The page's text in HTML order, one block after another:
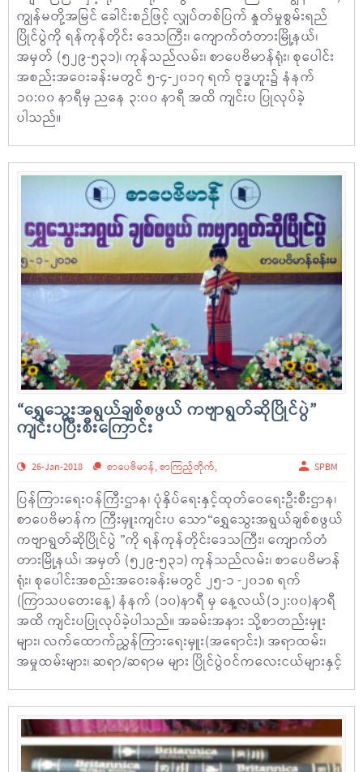
ကျွန်မတို့အမြင် ခေါင်းစဉ်ဖြင့် လျှပ်တစ်ပြက် နှုတ်မှုစွမ်းရည်
ပြိုင်ပွဲကို ရန်ကုန်တိုင်း ဒေသကြီး၊ ကျောက်တံတားမြို့နယ်၊
အမှတ် (၅၂၉-၅၃၁)၊ ကုန်သည်လမ်း၊ စာပေဗိမာန်ရုံး၊ စုပေါင်း
အစည်းအဝေးခန်းမတွင် ၅-၄-၂၀၁၇ ရက် ဗုဒ္ဓဟူး၌ နံနက်
၁၀:၀၀ နာရီမှ ညနေ ၃:၀၀ နာရီ အထိ ကျင်းပ ပြုလုပ်ခဲ့
ပါသည်။
“ရွှေသွေးအရွယ်ချစ်စဖွယ် ကဗျာရွတ်ဆိုပြိုင်ပွဲ”
ကျင်းပပြီးစီးကြောင်း
26-Jan-2018 စာပေဗိမာန်,စာကြည့်တိုက်, SPBM
ပြန်ကြားရေးဝန်ကြီးဌာန၊ ပုံနှိပ်ရေးနှင့်ထုတ်ဝေရေးဦးစီးဌာန၊
စာပေဗိမာန်က ကြီးမှူးကျင်းပ သော“ရွှေသွေးအရွယ်ချစ်စဖွယ်
ကဗျာရွတ်ဆိုပြိုင်ပွဲ ”ကို ရန်ကုန်တိုင်းဒေသကြီး၊ ကျောက်တံ
တားမြို့နယ်၊ အမှတ် (၅၂၉-၅၃၁) ကုန်သည်လမ်း၊ စာပေဗိမာန်
ရုံး၊ စုပေါင်းအစည်းအဝေးခန်းမတွင် ၂၅-၁ -၂၀၁၈ ရက်
(ကြာသပတေးနေ့) နံနက် (၁၀)နာရီ မှ နေ့လယ်(၁၂:၀၀)နာရီ
အထိ ကျင်းပပြုလုပ်ခဲ့ပါသည်။ အခမ်းအနား သို့စာတည်းမှူး
များ၊ လက်ထောက်ညွှန်ကြားရေးမှူး(အရောင်း)၊ အရာထမ်း၊
အမှုထမ်းများ၊ ဆရာ/ဆရာမ များ ပြိုင်ပွဲဝင်ကလေးငယ်များနှင့်